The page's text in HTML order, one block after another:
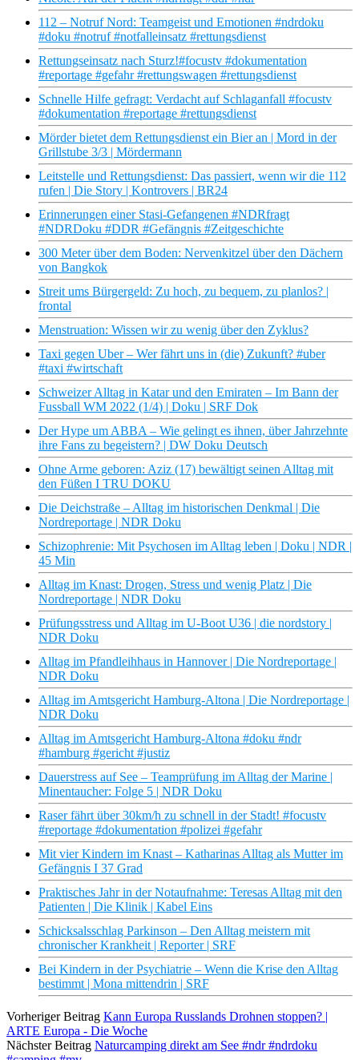
112 – Notruf Nord: Teamgeist und Emotionen #ndrdoku
#doku #notruf #notfalleinsatz #rettungsdienst
Rettungseinsatz nach Sturz!#focustv #dokumentation
#reportage #gefahr #rettungswagen #rettungsdienst
Schnelle Hilfe gefragt: Verdacht auf Schlaganfall #focustv
#dokumentation #reportage #rettungsdienst
Mörder bietet dem Rettungsdienst ein Bier an | Mord in der
Grillstube 3/3 | Mördermann
Leitstelle und Rettungsdienst: Das passiert, wenn wir die 112
rufen | Die Story | Kontrovers | BR24
Erinnerungen einer Stasi-Gefangenen #NDRfragt
#NDRDoku #DDR #Gefängnis #Zeitgeschichte
300 Meter über dem Boden: Nervenkitzel über den Dächern
von Bangkok
Streit ums Bürgergeld: Zu hoch, zu bequem, zu planlos? |
frontal
Menstruation: Wissen wir zu wenig über den Zyklus?
Taxi gegen Uber – Wer fährt uns in (die) Zukunft? #uber
#taxi #wirtschaft
Schweizer Alltag in Katar und den Emiraten – Im Bann der
Fussball WM 2022 (1/4) | Doku | SRF Dok
Der Hype um ABBA – Wie gelingt es ihnen, über Jahrzehnte
ihre Fans zu begeistern? | DW Doku Deutsch
Ohne Arme geboren: Aziz (17) bewältigt seinen Alltag mit
den Füßen I TRU DOKU
Die Deichstraße – Alltag im historischen Denkmal | Die
Nordreportage | NDR Doku
Schizophrenie: Mit Psychosen im Alltag leben | Doku | NDR |
45 Min
Alltag im Knast: Drogen, Stress und wenig Platz | Die
Nordreportage | NDR Doku
Prüfungsstress und Alltag im U-Boot U36 | die nordstory |
NDR Doku
Alltag im Pfandleihhaus in Hannover | Die Nordreportage |
NDR Doku
Alltag im Amtsgericht Hamburg-Altona | Die Nordreportage |
NDR Doku
Alltag im Amtsgericht Hamburg-Altona #doku #ndr
#hamburg #gericht #justiz
Dauerstress auf See – Teamprüfung im Alltag der Marine |
Minentaucher: Folge 5 | NDR Doku
Raser fährt über 30km/h zu schnell in der Stadt! #focustv
#reportage #dokumentation #polizei #gefahr
Mit vier Kindern im Knast – Katharinas Alltag als Mutter im
Gefängnis I 37 Grad
Praktisches Jahr in der Notaufnahme: Teresas Alltag mit den
Patienten | Die Klinik | Kabel Eins
Schicksalsschlag Parkinson – Den Alltag meistern mit
chronischer Krankheit | Reporter | SRF
Bei Kindern in der Psychiatrie – Wenn die Krise den Alltag
bestimmt | Mona mittendrin | SRF
Vorheriger Beitrag Kann Europa Russlands Drohnen stoppen? |
ARTE Europa - Die Woche
Nächster Beitrag Naturcamping direkt am See #ndr #ndrdoku